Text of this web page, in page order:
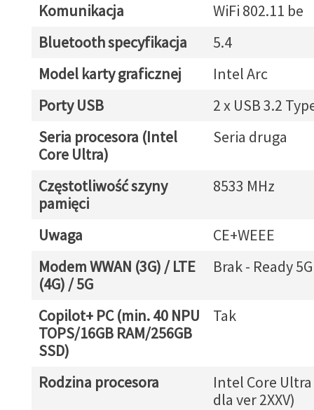
Komunikacja
WiFi 802.11 be
Bluetooth specyfikacja
5.4
Model karty graficznej
Intel Arc
Porty USB
2 x USB 3.2
Seria procesora (Intel
Core Ultra)
Seria druga
Częstotliwość szyny
pamięci
8533 MHz
Uwaga
CE+WEEE
Modem WWAN (3G) / LTE
(4G) / 5G
Brak - Ready 5G
Copilot+ PC (min. 40 NPU
TOPS/16GB RAM/256GB
SSD)
Tak
Rodzina procesora
Intel Core
dla ver 2XXV)